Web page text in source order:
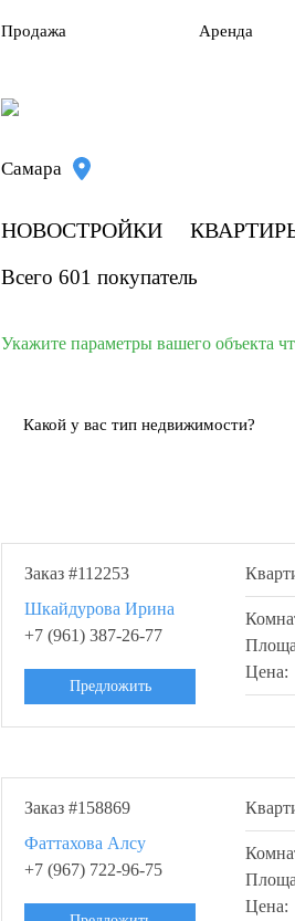
Продажа Аренда
Самара
НОВОСТРОЙКИ
Всего 601 покупатель
Укажите параметры вашего объекта
Какой у вас тип недвижимости?
Заказ #112253
Шкайдурова Ирина
+7 (961) 387-26-77
Предложить
Цена:
Заказ #158869
Фаттахова Алсу
+7 (967) 722-96-75
Цена: